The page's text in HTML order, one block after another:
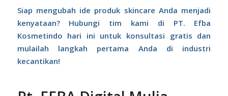
Siap mengubah ide produk skincare Anda menjadi
kenyataan? Hubungi tim kami di PT. Efba
Kosmetindo hari ini untuk konsultasi gratis dan
mulailah langkah pertama Anda di industri
kecantikan!